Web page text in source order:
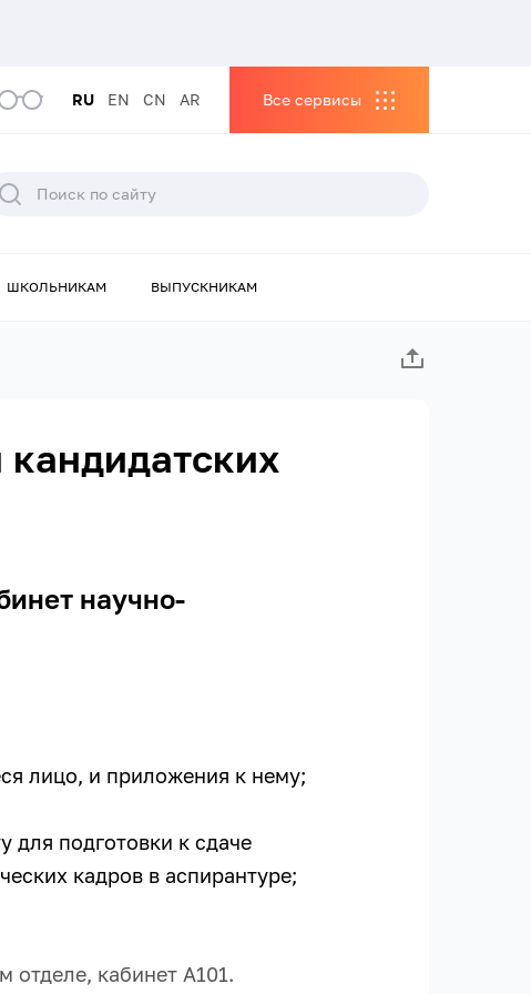
RU EN CN AR Все сервисы
ШКОЛЬНИКАМ ВЫПУСКНИКАМ
научно-
лицо, и приложения к нему;
для подготовки к сдаче
кадров в аспирантуре;
отделе, кабинет А101.